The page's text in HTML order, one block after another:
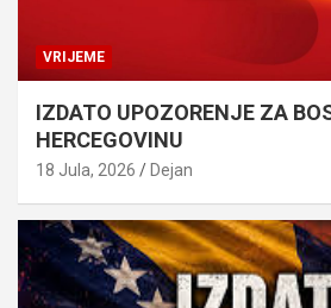
VRIJEME
IZDATO UPOZORENJE ZA
HERCEGOVINU
18 Jula, 2026 Dejan